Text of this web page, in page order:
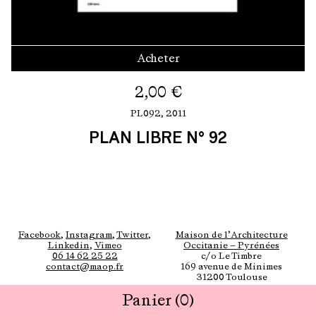
Acheter
2,00 €
PL092, 2011
PLAN LIBRE N° 92
Panier (0)
Facebook, Instagram, Twitter,
Linkedin, Vimeo
Maison de l’Architecture
Occitanie — Pyrénées
06 14 62 25 22
contact@maop.fr
c/o Le Timbre
169 avenue de Minimes
31200 Toulouse